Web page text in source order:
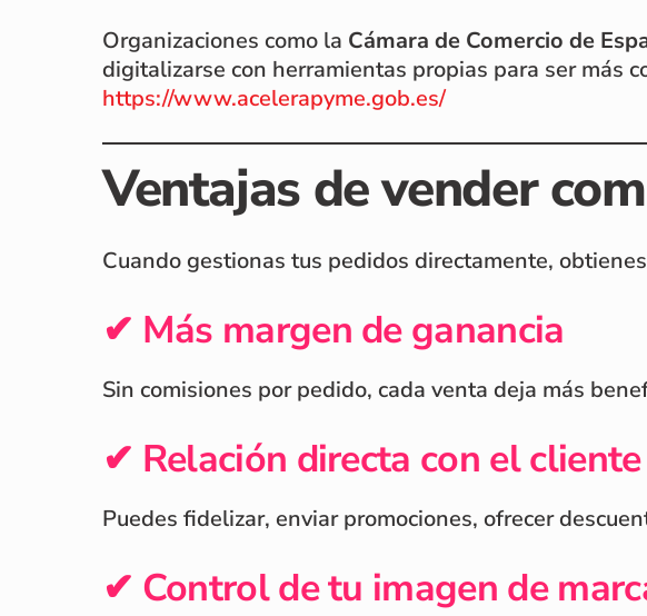
Organizaciones como la Cámara de Comercio de
digitalizarse con herramientas propias para ser más
https://www.acelerapyme.gob.es/
Ventajas de vender
Cuando gestionas tus pedidos directamente,
✔ Más margen de ganancia
Sin comisiones por pedido, cada venta deja más
✔ Relación directa con el cliente
Puedes fidelizar, enviar promociones, ofrecer
✔ Control de tu imagen de